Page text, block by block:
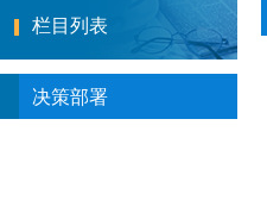
栏目列表
决策部署